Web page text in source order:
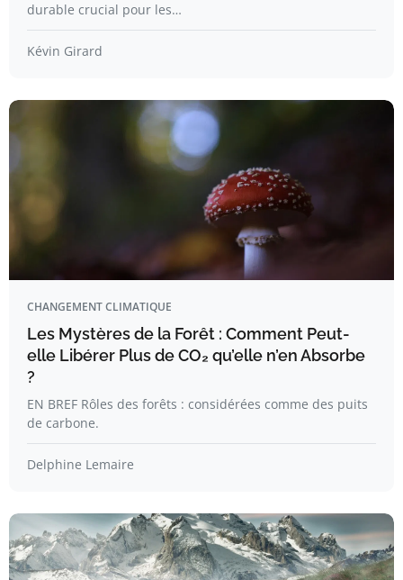
durable crucial pour les…
Kévin Girard
CHANGEMENT CLIMATIQUE
Les Mystères de la Forêt : Comment Peut-
elle Libérer Plus de CO₂ qu’elle n’en Absorbe
?
EN BREF Rôles des forêts : considérées comme des puits
de carbone.
Delphine Lemaire